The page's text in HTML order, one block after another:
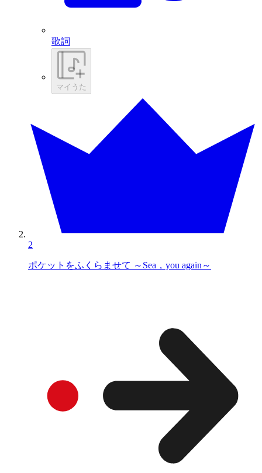
歌詞
マイうた
2
ポケットをふくらませて ～Sea，you again～